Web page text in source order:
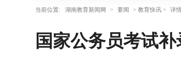
当前位置: 湖南教育新闻网 > 要闻 > 教育快讯 > 详
国家公务员考试